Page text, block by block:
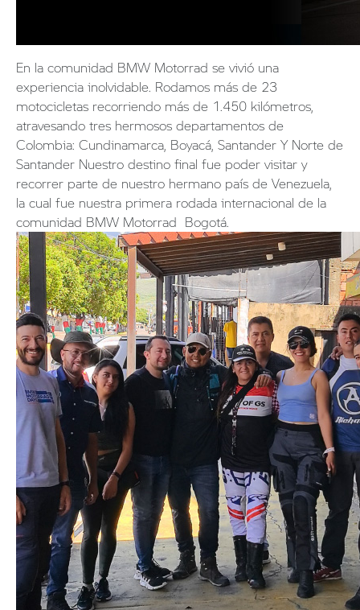
En la comunidad BMW Motorrad se vivió una
experiencia inolvidable. Rodamos más de 23
motocicletas recorriendo más de 1.450 kilómetros,
atravesando tres hermosos departamentos de
Colombia: Cundinamarca, Boyacá, Santander Y Norte de
Santander Nuestro destino final fue poder visitar y
recorrer parte de nuestro hermano país de Venezuela,
la cual fue nuestra primera rodada internacional de la
comunidad BMW Motorrad Bogotá.